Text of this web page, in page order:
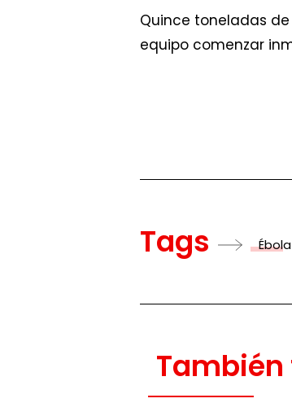
Quince toneladas
equipo comenzar
Tags Ébola